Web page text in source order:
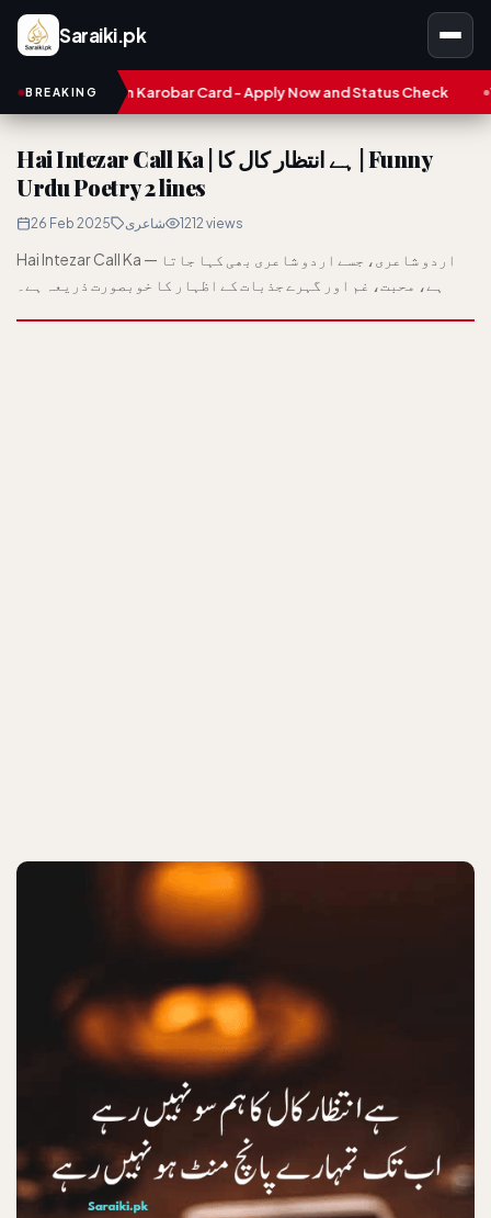
Saraiki.pk
BREAKING
Asaan Karobar Card - Apply Now and Status Check
Hai Intezar Call Ka | ہے انتظار کال کا | Funny
Urdu Poetry 2 lines
26 Feb 2025 شاعری 1212 views
Hai Intezar Call Ka — اردو شاعری، جسے اردو شاعری بھی کہا جاتا
ہے، محبت، غم اور گہرے جذبات کے اظہار کا خوبصورت ذریعہ ہے۔